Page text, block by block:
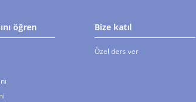
öğren Bize katıl
Özel ders ver